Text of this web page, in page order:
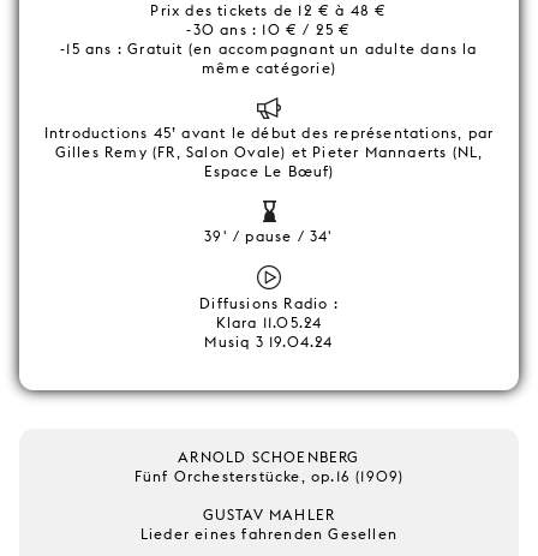
Prix des tickets de 12 € à 48 €
-30 ans : 10 € / 25 €
-15 ans : Gratuit (en accompagnant un adulte dans la
même catégorie)
Introductions 45’ avant le début des représentations, par
Gilles Remy (FR, Salon Ovale) et Pieter Mannaerts (NL,
Espace Le Bœuf)
39' / pause / 34'
Diffusions Radio :
Klara 11.05.24
Musiq 3 19.04.24
ARNOLD SCHOENBERG
Fünf Orchesterstücke, op.16 (1909)
GUSTAV MAHLER
Lieder eines fahrenden Gesellen